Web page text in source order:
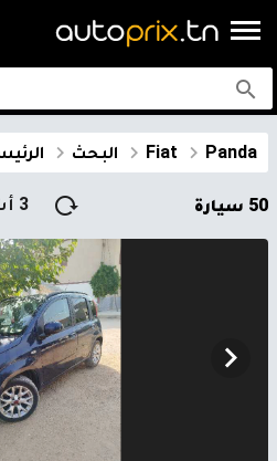
البحث Fiat Panda
50 سيارة 3 أشهر